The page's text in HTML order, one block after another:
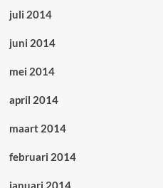
juli 2014
juni 2014
mei 2014
april 2014
maart 2014
februari 2014